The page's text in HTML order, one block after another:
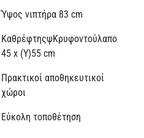
Ύψος νιπτήρα 83 cm
ΚαθρέφτηςψΚρυφοντούλαπο
45 x (Υ)55 cm
Πρακτικοί αποθηκευτικοί
χώροι
Εύκολη τοποθέτηση